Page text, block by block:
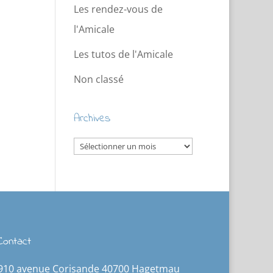
Les rendez-vous de
l'Amicale
Les tutos de l'Amicale
Non classé
Archives
Archives
avenue Corisande 40700 Hagetmau